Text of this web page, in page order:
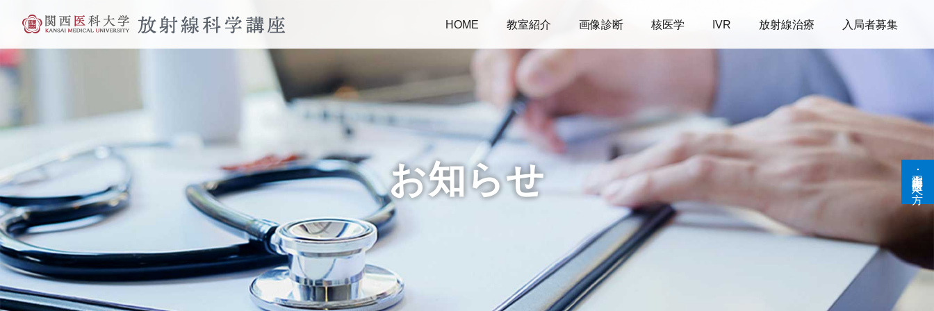
HOME 教室紹介 画像診断 核医学 IVR 放射線治療 入局者募集
実習生･研修医の方へ
お知らせ